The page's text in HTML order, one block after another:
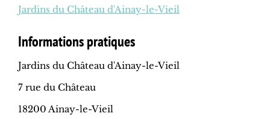
Jardins du Château d'Ainay-le-Vieil
Informations pratiques
Jardins du Château d'Ainay-le-Vieil
7 rue du Château
18200 Ainay-le-Vieil